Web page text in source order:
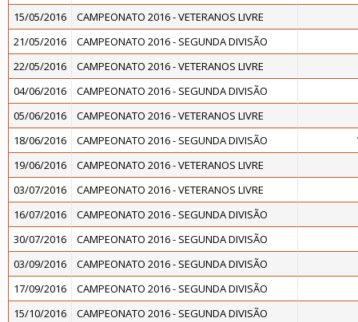
15/05/2016
CAMPEONATO 2016 - VETERANOS LIVRE
21/05/2016
CAMPEONATO 2016 - SEGUNDA DIVISÃO
22/05/2016
CAMPEONATO 2016 - VETERANOS LIVRE
04/06/2016
CAMPEONATO 2016 - SEGUNDA DIVISÃO
05/06/2016
CAMPEONATO 2016 - VETERANOS LIVRE
18/06/2016
CAMPEONATO 2016 - SEGUNDA DIVISÃO
19/06/2016
CAMPEONATO 2016 - VETERANOS LIVRE
03/07/2016
CAMPEONATO 2016 - VETERANOS LIVRE
16/07/2016
CAMPEONATO 2016 - SEGUNDA DIVISÃO
30/07/2016
CAMPEONATO 2016 - SEGUNDA DIVISÃO
03/09/2016
CAMPEONATO 2016 - SEGUNDA DIVISÃO
17/09/2016
CAMPEONATO 2016 - SEGUNDA DIVISÃO
15/10/2016
CAMPEONATO 2016 - SEGUNDA DIVISÃO